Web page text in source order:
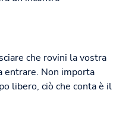
che rovini la vostra
entrare. Non importa
libero, ciò che conta è il